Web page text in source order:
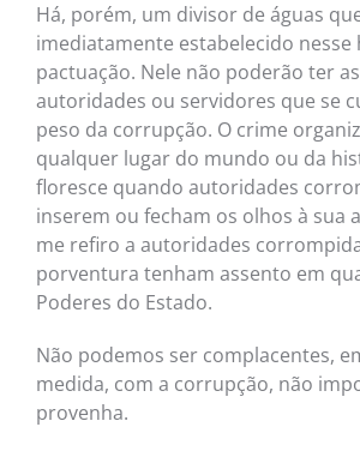
Há, porém, um divisor de águas
imediatamente estabelecido
pactuação. Nele não poderão ter
autoridades ou servidores que se
peso da corrupção. O crime
qualquer lugar do mundo ou da
floresce quando autoridades
inserem ou fecham os olhos à sua
me refiro a autoridades
porventura tenham assento em
Poderes do Estado.
Não podemos ser complacentes,
medida, com a corrupção, não
provenha.